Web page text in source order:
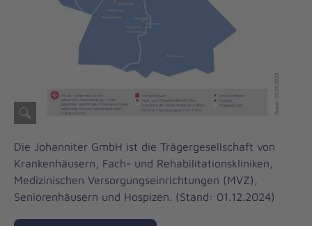
Die Johanniter GmbH ist die Trägergesellschaft von
Krankenhäusern, Fach- und Rehabilitationskliniken,
Medizinischen Versorgungseinrichtungen (MVZ),
Seniorenhäusern und Hospizen. (Stand: 01.12.2024)